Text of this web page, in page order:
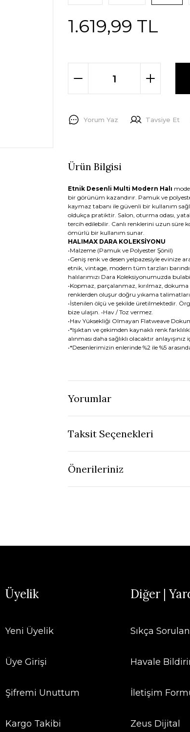
1.619,99 TL
Yorum Yaz Tavsiye Et
Ürün Bilgisi
Etnik Desenli Multi Modern Halı
bir görünüm kazandırır. Pamuk ve
kaymaz tabanı ile güvenli bir kullanım
oldukça pratiktir. Salon, oturma odası,
tercih edilebilir. Canlı renklerini uzun süre
ömürlü bir kullanım sunar.
HALIMAX DARA KOLEKSİYONU
•Malzeme (Pamuk ve Polyester Şönil)
•Geniş renk ve desen yelpazesiyle evinize
etnik, vintage, modern tüm tarzları
halılarımızı Dara Koleksiyonumuzda
•Kopmaz, parçalanmaz, kırılmaz,
renklerden oluşur doğru yıkama
•İstenilen ölçü ve şekilde üretilmektedir.
bize ulaşın. •Hav / Toz vermez.
•Hav Yüksekliği Olmayan Flatweave
•*Işıktan ve çekimden kaynaklı renk
alınması daha sağlıklı olacaktır
•*Desenlerimizin enlerinde %2 ile %5
Yorumlar
Taksit Seçenekleri
Önerileriniz
Üyelik
Yeni Üyelik
Üye Girişi
Şifremi Unuttum
Kargo Takibi
Diğer |
Sıkça
Havale
İletişim
Zeus Dijital